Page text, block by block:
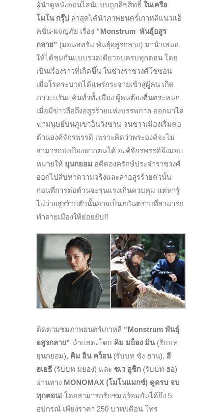
ผู้นำดูหนังออนไลน์แบบถูกลิขสิทธิ์ ในเครือ
โมโน กรุ๊ป ล่าสุดได้นำภาพยนตร์เกาหลีแนวแอ็
คชั่น-ผจญภัย เรื่อง “Monstrum พันธุ์อสูร
กลาย” (มอนสทรัม พันธุ์อสูรกลาย) มานำเสนอ
ให้ได้ชมกันแบบรวดเดียวจบครบทุกตอน โดย
เป็นเรื่องราวที่เกิดขึ้น ในช่วงราชวงศ์โชซอน
เมื่อโรคระบาดได้แพร่กระจายเข้าสู่ผู้คน เกิด
ภาวะแร้นแค้นทั่วทั้งเมือง ผู้คนต้องตื่นตระหนก
เมื่อมีข่าวลือถึงอสูรร้ายแห่งบรรพกาล ออกมาไล่
ฆ่ามนุษย์บนภูเขาอินวังซาน จนชาวเมืองเริ่มต่อ
ต้านองค์จักรพรรดิ เพราะคิดว่าพระองค์จะไม่
สามารถปกป้องพวกตนได้ องค์จักรพรรดิจึงมอบ
หมายให้ ยุนกยอม อดีตองครักษ์ประจำราชวงศ์
ออกไปสืบหาความจริงและล่าอสูรร้ายตัวนั้น
ก่อนที่การต่อต้านจะรุนแรงเกินควบคุม แต่หารู้
ไม่ว่าอสูรร้ายตัวนั้นอาจเป็นภยันตรายที่สามารถ
ทำลายเมืองให้ย่อยยับ!!
ติดตามชมภาพยนตร์เกาหลี “Monstrum พันธุ์
อสูรกลาย” นำแสดงโดย คิม มย็อง มิน (รับบท
ยุนกยอม), คิม อิน คว็อน(รับบท ซัง ฮาน), อี
ฮเยธี (รับบท มยอง) และ ชเว อูชิก (รับบท ฮอ)
ผ่านทาง MONOMAX (โมโนแมกซ์) ดูครบ จบ
ทุกตอน! โดยสามารถรับชมพร้อมกันได้ถึง 5
อุปกรณ์ เพียงราคา 250 บาท/เดือน โทร